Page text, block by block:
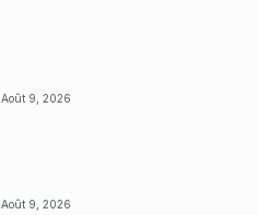
Août 9, 2026
Août 9, 2026